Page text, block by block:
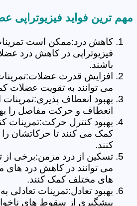
مهم ترین فواید
کاهش درد:ممکن است
فیزیوتراپی در کاهش درد
باشند.
افزایش قدرت
می توانند به تقویت عضلات
بهبود انعطاف
انعطاف و حرکت مفاصل را
بهبود کنترل حرکت:تمرینات
کمک می کنند تا حرکاتشان
کنند.
تسکین از درد مزمن:برخی از
می توانند در کاهش درد های
های مختلف کمک کنند.
بهبود تعادل:تمرینات تعادلی
پیشگیری از سقوط های